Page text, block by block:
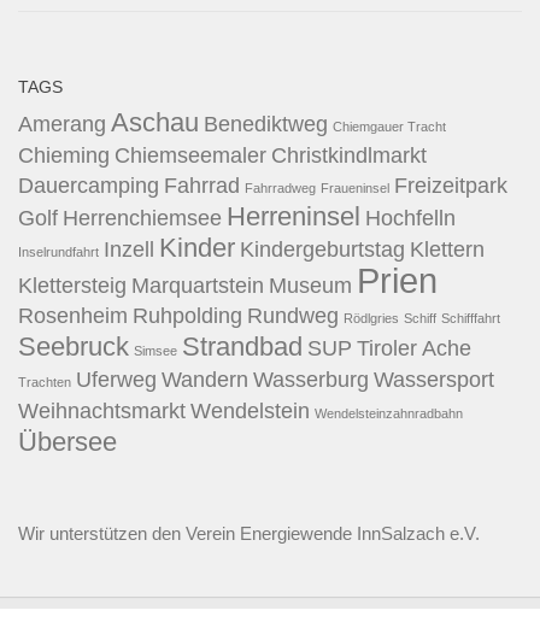
TAGS
Amerang Aschau Benediktweg Chiemgauer Tracht
Chieming Chiemseemaler Christkindlmarkt
Dauercamping Fahrrad Fahrradweg Fraueninsel Freizeitpark
Golf Herrenchiemsee Herreninsel Hochfelln
Inselrundfahrt Inzell Kinder Kindergeburtstag Klettern
Klettersteig Marquartstein Museum Prien
Rosenheim Ruhpolding Rundweg Rödlgries Schiff Schifffahrt
Seebruck Simsee Strandbad SUP Tiroler Ache
Trachten Uferweg Wandern Wasserburg Wassersport
Weihnachtsmarkt Wendelstein Wendelsteinzahnradbahn
Übersee
Wir unterstützen den Verein Energiewende InnSalzach e.V.